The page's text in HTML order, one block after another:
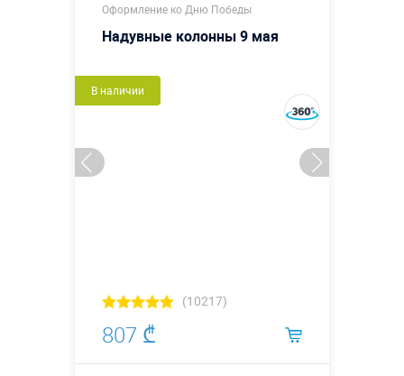
Оформление ко Дню Победы
Надувные колонны 9 мая
В наличии
(10217)
807 ₾